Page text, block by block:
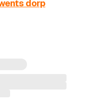
dorp